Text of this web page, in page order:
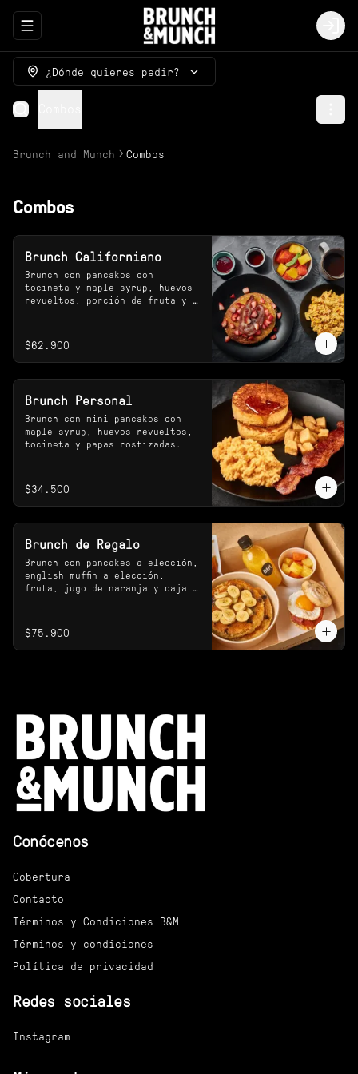
Abrir menu de navegación
¿Dónde quieres pedir?
Brunch and Munch Combos
Combos
Brunch Californiano
Brunch con pancakes con
tocineta y maple syrup, huevos
revueltos, porción de fruta y
$62.900
Brunch Personal
Brunch con mini pancakes con
maple syrup, huevos revueltos,
tocineta y papas rostizadas.
$34.500
Brunch de Regalo
Brunch con pancakes a elección,
english muffin a elección,
fruta, jugo de naranja y caja
$75.900
Conócenos
Cobertura
Contacto
Términos y Condiciones B&M
Términos y condiciones
Política de privacidad
Redes sociales
Instagram